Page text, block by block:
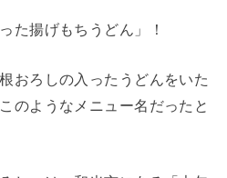
た揚げもちうどん」！
おろしの入ったうどんをいた
のようなメニュー名だったと